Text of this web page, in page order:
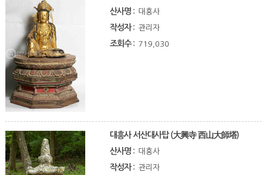
산사명 : 대흥사
작성자 : 관리자
조회수 : 719,030
대흥사 서산대사탑 (大興寺 西山大師塔)
산사명 : 대흥사
작성자 : 관리자